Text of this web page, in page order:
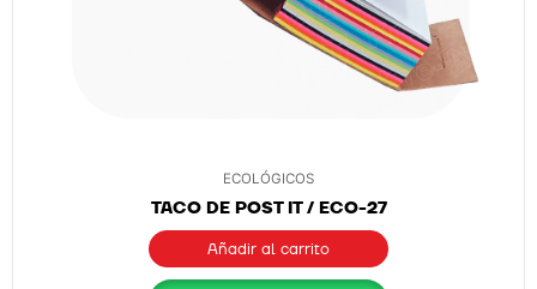
ECOLÓGICOS
TACO DE POST IT / ECO-27
Añadir al carrito